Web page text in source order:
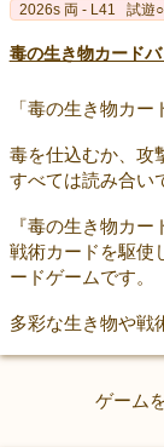
2026s 両 - L41 試遊○
毒の生き物カード
「毒の生き物カー
毒を仕込むか、攻
すべては読み合い
『毒の生き物カ
戦術カードを駆使
ードゲームです。
多彩な生き物や戦
ゲーム